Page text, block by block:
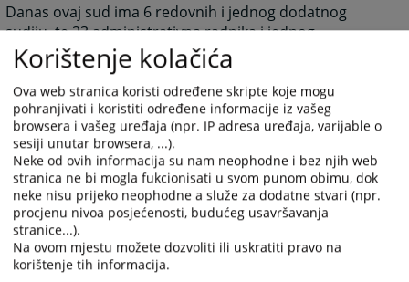
Danas ovaj sud ima 6 redovnih i jednog dodatnog
sudiju, te 23 administrativna radnika i jednog
pripravnika - volontera, prema Pravilniku o unutrašnjoj
organizaciji i sistematizaciji radnih mjesta u Osnovnom
sudu u Prnjavoru.
v.d. Predsjednika suda je Milan Sabljić iz Aleksandrovca.
U sastav suda od 01.09.2006.godine ulazi i Sud za
prekršaje Prnjavor, koji ima status Odjeljenja
Osnovnog suda u Prnjavoru.
Prekšajno odjeljenje ima 2 sudija i 3 administrativna
radnika.
3094
Korištenje kolačića
Ova web stranica koristi određene skripte koje mogu
pohranjivati i koristiti određene informacije iz vašeg
browsera i vašeg uređaja (npr. IP adresa uređaja, varijable o
sesiji unutar browsera, ...).
Neke od ovih informacija su nam neophodne i bez njih web
stranica ne bi mogla fukcionisati u svom punom obimu, dok
neke nisu prijeko neophodne a služe za dodatne stvari (npr.
procjenu nivoa posjećenosti, budućeg usavršavanja
stranice...).
Na ovom mjestu možete dozvoliti ili uskratiti pravo na
korištenje tih informacija.